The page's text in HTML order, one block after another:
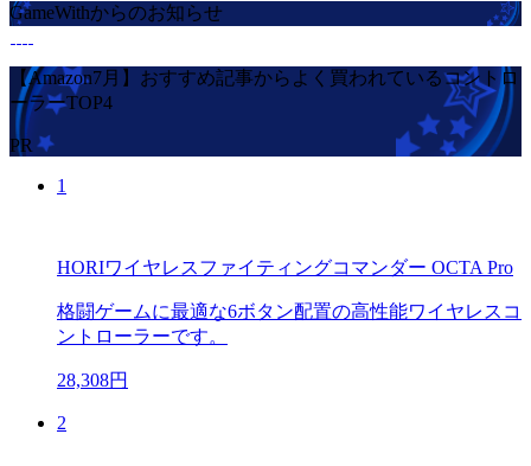
GameWithからのお知らせ
【Amazon7月】おすすめ記事からよく買われているコントロ
ーラーTOP4
PR
1
HORIワイヤレスファイティングコマンダー OCTA Pro
格闘ゲームに最適な6ボタン配置の高性能ワイヤレスコ
ントローラーです。
28,308円
2